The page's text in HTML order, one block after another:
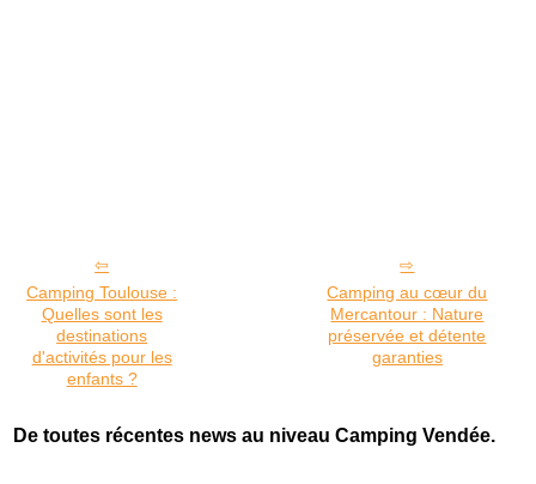
Camping Toulouse :
Quelles sont les
destinations
d'activités pour les
enfants ?
Camping au cœur du
Mercantour : Nature
préservée et détente
garanties
De toutes récentes news au niveau Camping Vendée.